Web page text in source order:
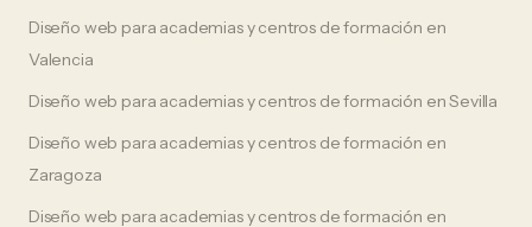
Diseño web para academias y centros de formación en
Valencia
Diseño web para academias y centros de formación enSevilla
Diseño web para academias y centros de formación en
Zaragoza
Diseño web para academias y centros de formación en